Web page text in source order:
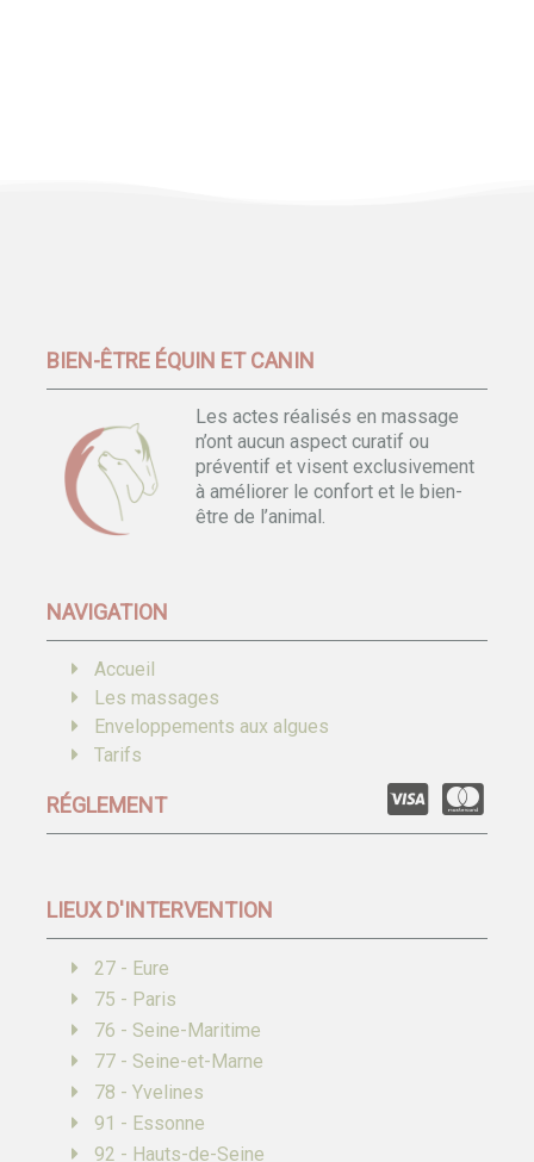
BIEN-ÊTRE ÉQUIN ET CANIN
Les actes réalisés en massage
n’ont aucun aspect curatif ou
préventif et visent exclusivement
à améliorer le confort et le bien-
être de l’animal.
NAVIGATION
Accueil
Les massages
Enveloppements aux algues
Tarifs
RÉGLEMENT
LIEUX D'INTERVENTION
27 - Eure
75 - Paris
76 - Seine-Maritime
77 - Seine-et-Marne
78 - Yvelines
91 - Essonne
92 - Hauts-de-Seine